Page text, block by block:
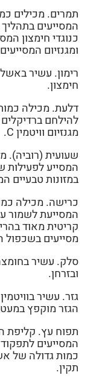
תמרים. מכילים
המסייעים
כנוגדי חימצון
ומגנזיום
רימון. עשיר
חימצון.
דלעת.
להילחם
מגנזיום וויטמין C.
שעועית (רוביה).
המסייע לפעילות
במזונות טבעיים
כרישה. מכילה
המסייעת לשמור
קריטית מאוד
מסייעים בשכפול
סלק.
ובזרחן.
גזר.
הגזר מוקפץ
תפוח עץ. קליפת
המסייעים
כמות גדולה של
תקין.